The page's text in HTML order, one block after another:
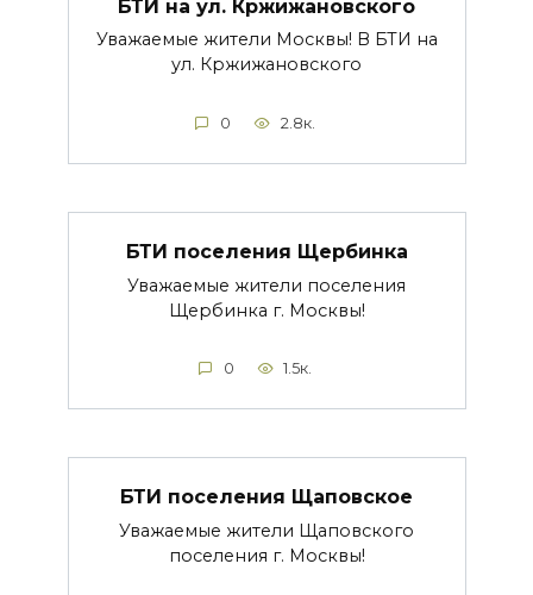
БТИ на ул. Кржижановского
Уважаемые жители Москвы! В БТИ на
ул. Кржижановского
0 2.8к.
БТИ поселения Щербинка
Уважаемые жители поселения
Щербинка г. Москвы!
0 1.5к.
БТИ поселения Щаповское
Уважаемые жители Щаповского
поселения г. Москвы!